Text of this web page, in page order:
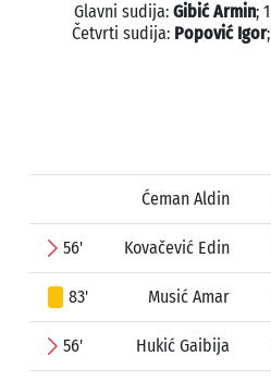
Glavni sudija: Gibić Armin;
Četvrti sudija: Popović Igor
Ćeman Aldin
56' Kovačević Edin
83' Musić Amar
56' Hukić Gaibija